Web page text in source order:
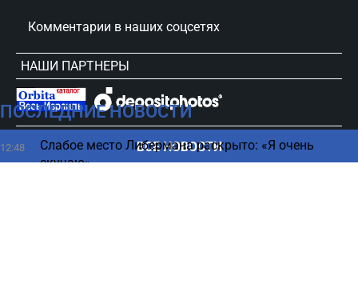
ПОСЛЕДНИЕ НОВОСТИ
12:48
Слабое место Либермана раскрыто: «Я очень
скучаю»
ВСЕ НОВОСТИ
Комментарии в наших соцсетях
НАШИ ПАРТНЕРЫ
сursorinfo.co.il © Все права защищены